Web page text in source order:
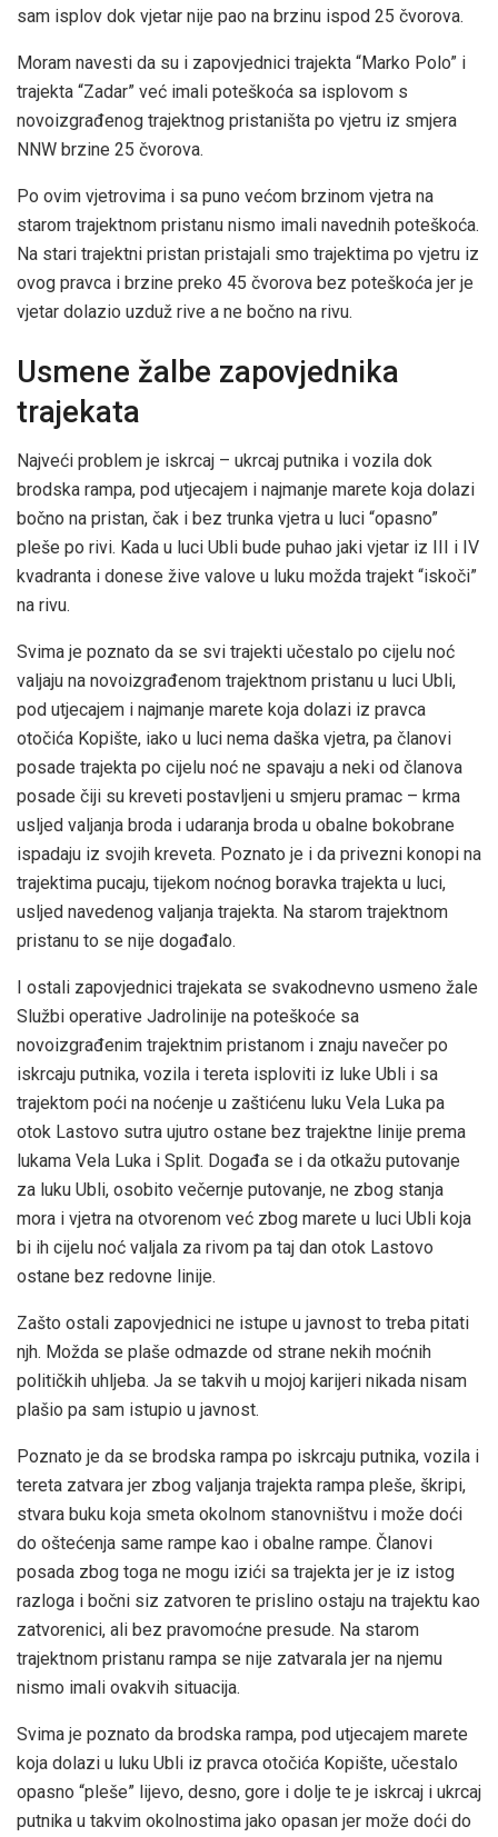
sam isplov dok vjetar nije pao na brzinu ispod 25 čvorova.
Moram navesti da su i zapovjednici trajekta “Marko Polo” i
trajekta “Zadar” već imali poteškoća sa isplovom s
novoizgrađenog trajektnog pristaništa po vjetru iz smjera
NNW brzine 25 čvorova.
Po ovim vjetrovima i sa puno većom brzinom vjetra na
starom trajektnom pristanu nismo imali navednih poteškoća.
Na stari trajektni pristan pristajali smo trajektima po vjetru iz
ovog pravca i brzine preko 45 čvorova bez poteškoća jer je
vjetar dolazio uzduž rive a ne bočno na rivu.
Usmene žalbe zapovjednika
trajekata
Najveći problem je iskrcaj – ukrcaj putnika i vozila dok
brodska rampa, pod utjecajem i najmanje marete koja dolazi
bočno na pristan, čak i bez trunka vjetra u luci “opasno”
pleše po rivi. Kada u luci Ubli bude puhao jaki vjetar iz III i IV
kvadranta i donese žive valove u luku možda trajekt “iskoči”
na rivu.
Svima je poznato da se svi trajekti učestalo po cijelu noć
valjaju na novoizgrađenom trajektnom pristanu u luci Ubli,
pod utjecajem i najmanje marete koja dolazi iz pravca
otočića Kopište, iako u luci nema daška vjetra, pa članovi
posade trajekta po cijelu noć ne spavaju a neki od članova
posade čiji su kreveti postavljeni u smjeru pramac – krma
usljed valjanja broda i udaranja broda u obalne bokobrane
ispadaju iz svojih kreveta. Poznato je i da privezni konopi na
trajektima pucaju, tijekom noćnog boravka trajekta u luci,
usljed navedenog valjanja trajekta. Na starom trajektnom
pristanu to se nije događalo.
I ostali zapovjednici trajekata se svakodnevno usmeno žale
Službi operative Jadrolinije na poteškoće sa
novoizgrađenim trajektnim pristanom i znaju navečer po
iskrcaju putnika, vozila i tereta isploviti iz luke Ubli i sa
trajektom poći na noćenje u zaštićenu luku Vela Luka pa
otok Lastovo sutra ujutro ostane bez trajektne linije prema
lukama Vela Luka i Split. Događa se i da otkažu putovanje
za luku Ubli, osobito večernje putovanje, ne zbog stanja
mora i vjetra na otvorenom već zbog marete u luci Ubli koja
bi ih cijelu noć valjala za rivom pa taj dan otok Lastovo
ostane bez redovne linije.
Zašto ostali zapovjednici ne istupe u javnost to treba pitati
njh. Možda se plaše odmazde od strane nekih moćnih
političkih uhljeba. Ja se takvih u mojoj karijeri nikada nisam
plašio pa sam istupio u javnost.
Poznato je da se brodska rampa po iskrcaju putnika, vozila i
tereta zatvara jer zbog valjanja trajekta rampa pleše, škripi,
stvara buku koja smeta okolnom stanovništvu i može doći
do oštećenja same rampe kao i obalne rampe. Članovi
posada zbog toga ne mogu izići sa trajekta jer je iz istog
razloga i bočni siz zatvoren te prislino ostaju na trajektu kao
zatvorenici, ali bez pravomoćne presude. Na starom
trajektnom pristanu rampa se nije zatvarala jer na njemu
nismo imali ovakvih situacija.
Svima je poznato da brodska rampa, pod utjecajem marete
koja dolazi u luku Ubli iz pravca otočića Kopište, učestalo
opasno “pleše” lijevo, desno, gore i dolje te je iskrcaj i ukrcaj
putnika u takvim okolnostima jako opasan jer može doći do